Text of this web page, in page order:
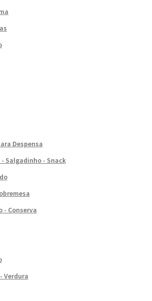
Despensa
Salgadinho - Snack
- Conserva
Verdura